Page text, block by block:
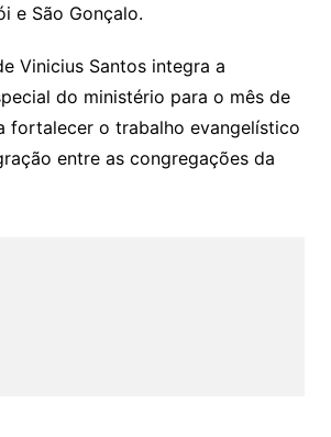
e São Gonçalo.
Vinicius Santos integra a
do ministério para o mês de
fortalecer o trabalho evangelístico
entre as congregações da